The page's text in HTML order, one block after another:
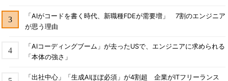
「AIがコードを書く時代、新職種FDEが需要増」 7割のエンジニア
が思う理由
「AIコーディングブーム」が去ったUSで、エンジニアに求められる
「本体の強さ」
「出社中心」「生成AIほぼ必須」が4割超 企業がITフリーランス